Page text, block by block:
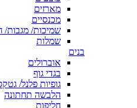
מארזים
מכנסיים
שמיכות/ מגבות/
שמלות
בנים
אוברולים
בגדי גוף
גופיות פלנל/
הלבשה תחתונה
חליפות